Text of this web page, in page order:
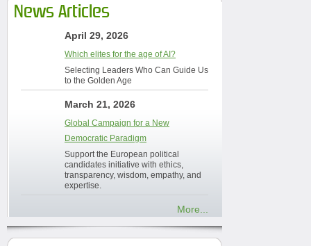
News Articles
April 29, 2026
Which elites for the age of AI?
Selecting Leaders Who Can Guide Us
to the Golden Age
March 21, 2026
Global Campaign for a New
Democratic Paradigm
Support the European political
candidates initiative with ethics,
transparency, wisdom, empathy, and
expertise.
More...